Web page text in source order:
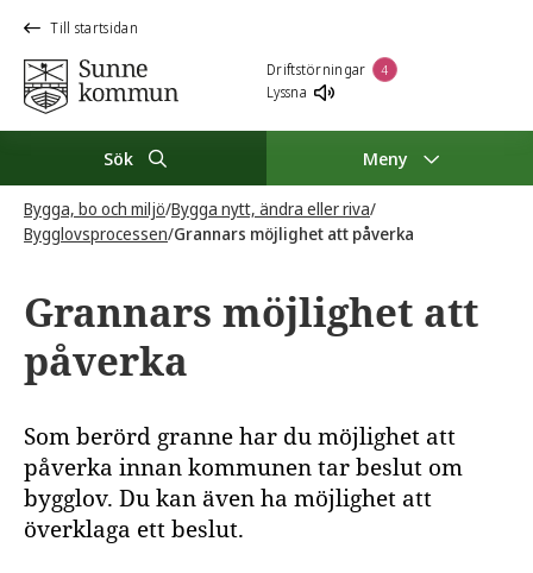
Till startsidan
Driftstörningar 4
Lyssna
Sök Meny
Bygga, bo och miljö/Bygga nytt, ändra eller riva/
Bygglovsprocessen/Grannars möjlighet att påverka
Grannars möjlighet att
påverka
Som berörd granne har du möjlighet att
påverka innan kommunen tar beslut om
bygglov. Du kan även ha möjlighet att
överklaga ett beslut.